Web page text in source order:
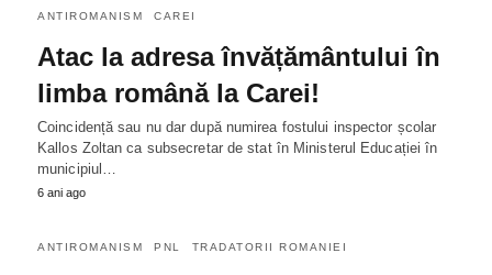
ANTIROMANISM CAREI
Atac la adresa învățământului în
limba română la Carei!
Coincidență sau nu dar după numirea fostului inspector școlar
Kallos Zoltan ca subsecretar de stat în Ministerul Educației în
municipiul…
6 ani ago
ANTIROMANISM PNL TRADATORII ROMANIEI